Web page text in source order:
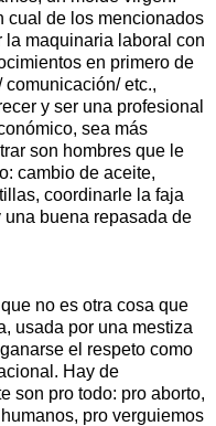
cual de los mencionados
la maquinaria laboral con
en primero de
etc.,
y ser una profesional
sea más
son hombres que le
cambio de aceite,
coordinarle la faja
buena repasada de
no es otra cosa que
usada por una mestiza
el respeto como
Hay de
son pro todo: pro aborto,
pro verguiemos